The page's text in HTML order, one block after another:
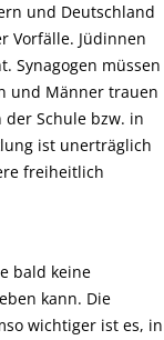
und Deutschland
Vorfälle. Jüdinnen
Synagogen müssen
und Männer trauen
Schule bzw. in
ist unerträglich
freiheitlich
bald keine
kann. Die
wichtiger ist es, in